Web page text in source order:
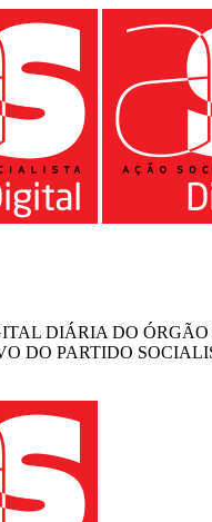
DIÁRIA DO
DO PARTIDO